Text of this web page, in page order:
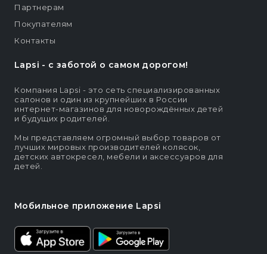
Lapsi - c заботой о самом дорогом!
Компания Lapsi - это сеть специализированных
салонов и один из крупнейших в России
интернет-магазинов для новорождённых детей
и будущих родителей.
Мы представляем огромный выбор товаров от
лучших мировых производителей колясок,
детских автокресел, мебели и аксессуаров для
детей.
Мобильное приложение Lapsi
Партнерам
Покупателям
Контакты